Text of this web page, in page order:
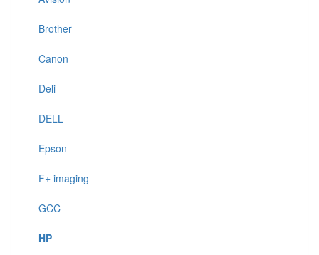
Brother
Canon
Deli
DELL
Epson
F+ imaging
GCC
HP